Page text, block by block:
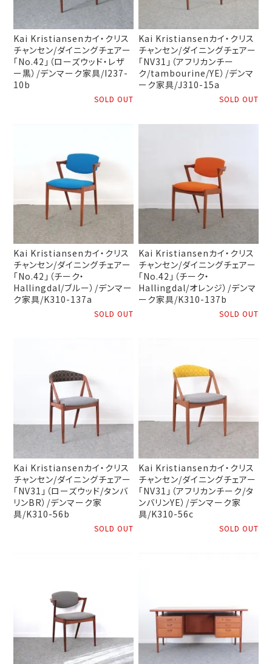
Kai Kristiansenカイ・クリス
チャンセン/ダイニングチェアー
「No.42」（ローズウッド・レザ
ー黒）/デンマーク家具/I237-
10b
SOLD OUT
Kai Kristiansenカイ・クリス
チャンセン/ダイニングチェアー
「NV31」（アフリカンチー
ク/tambourine/YE）/デンマ
ーク家具/J310-15a
SOLD OUT
Kai Kristiansenカイ・クリス
チャンセン/ダイニングチェアー
「No.42」（チーク・
Hallingdal/ブルー）/デンマー
ク家具/K310-137a
SOLD OUT
Kai Kristiansenカイ・クリス
チャンセン/ダイニングチェアー
「No.42」（チーク・
Hallingdal/オレンジ）/デンマ
ーク家具/K310-137b
SOLD OUT
Kai Kristiansenカイ・クリス
チャンセン/ダイニングチェアー
「NV31」（ローズウッド/タンバ
リンBR）/デンマーク家
具/K310-56b
SOLD OUT
Kai Kristiansenカイ・クリス
チャンセン/ダイニングチェアー
「NV31」（アフリカンチーク/タ
ンバリンYE）/デンマーク家
具/K310-56c
SOLD OUT